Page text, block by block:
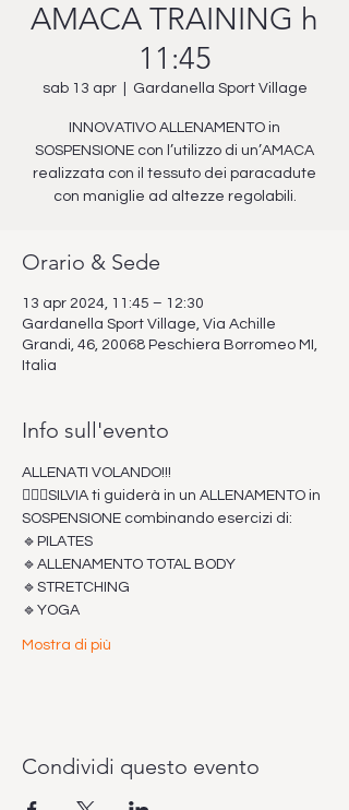
AMACA TRAINING h
11:45
sab 13 apr
  |
Gardanella Sport Village
INNOVATIVO ALLENAMENTO in
SOSPENSIONE con l’utilizzo di un’AMACA
realizzata con il tessuto dei paracadute
con maniglie ad altezze regolabili.
Orario & Sede
13 apr 2024, 11:45 – 12:30
Gardanella Sport Village, Via Achille
Grandi, 46, 20068 Peschiera Borromeo MI,
Italia
Info sull'evento
ALLENATI VOLANDO!!!
💁🏼‍♀️SILVIA ti guiderà in un ALLENAMENTO in
SOSPENSIONE combinando esercizi di:
🔹PILATES
🔹ALLENAMENTO TOTAL BODY
🔹STRETCHING
🔹YOGA
Mostra di più
Condividi questo evento